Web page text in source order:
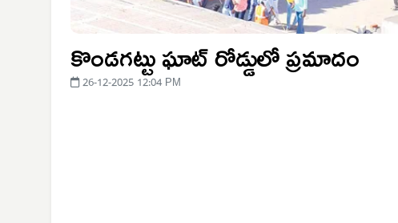
కొండగట్టు ఘాట్ రోడ్డులో ప్రమాదం
26-12-2025 12:04 PM